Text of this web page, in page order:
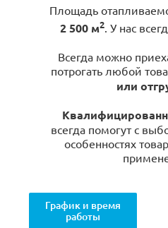
Площадь
2 500 м2. У нас
Всегда можно
потрогать любой
или
всегда помогут с
особенностях
График и время
работы